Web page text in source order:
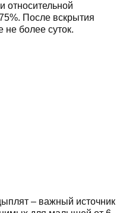
относительной
После вскрытия
не более суток.
– важный источник